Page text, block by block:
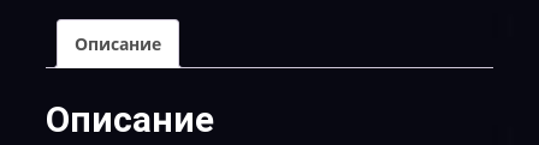
EGR
60U95
Описание
Описание